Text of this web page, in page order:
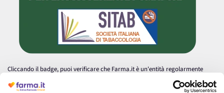
Cliccando il badge, puoi verificare che Farma.it è un'entità regolarmente
autorizzata dal Ministero della Salute a effettuare la vendita online di
medicinali.